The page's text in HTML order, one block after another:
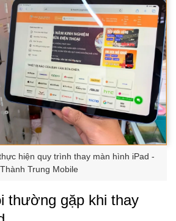
hiện quy trình thay màn hình iPad -
Thành Trung Mobile
thường gặp khi thay